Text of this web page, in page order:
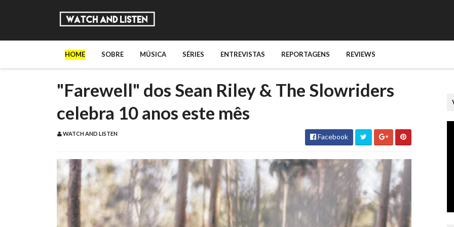
HOME SOBRE MÚSICA SÉRIES ENTREVISTAS REPORTAGENS REVIEWS
"Farewell" dos Sean Riley & The Slowriders
celebra 10 anos este mês
WATCH AND LISTEN Facebook